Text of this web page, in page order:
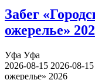
Забег
ожерелье»
Уфа Уфа
2026-08-15 2026-08-15
ожерелье» 2026